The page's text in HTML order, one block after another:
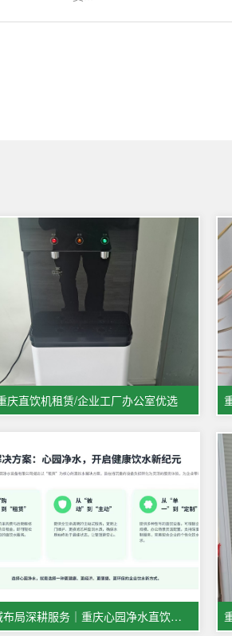
庆直饮机租赁/企业工厂办公室优选
全域布局深耕服务｜重庆心园净水直饮水机租赁业务覆盖江津、璧山、合川、永川，火热招募本地售后人员